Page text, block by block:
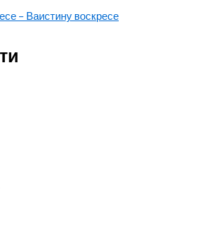
– Ваистину воскресе